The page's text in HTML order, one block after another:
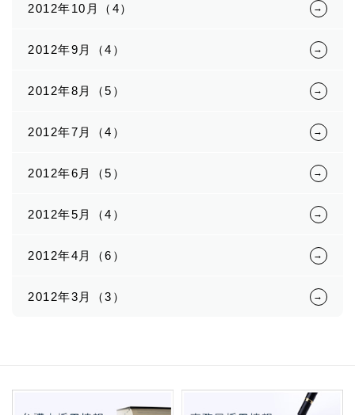
2012年10月（4）
2012年9月（4）
2012年8月（5）
2012年7月（4）
2012年6月（5）
2012年5月（4）
2012年4月（6）
2012年3月（3）